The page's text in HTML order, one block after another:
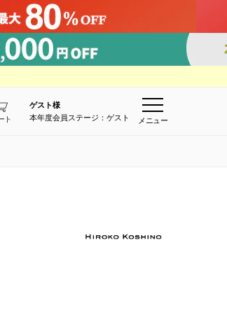
ト
ゲスト様
本年度会員ステージ：ゲスト
メニュー